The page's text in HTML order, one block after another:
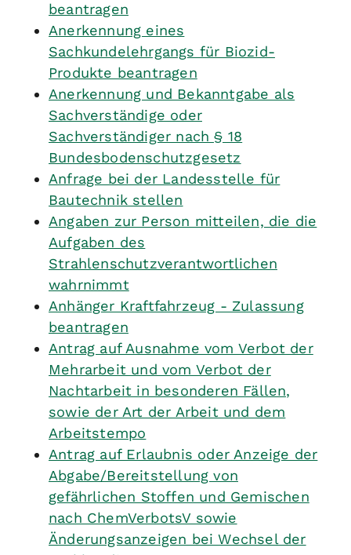
beantragen
Anerkennung eines
Sachkundelehrgangs für Biozid-
Produkte beantragen
Anerkennung und Bekanntgabe als
Sachverständige oder
Sachverständiger nach § 18
Bundesbodenschutzgesetz
Anfrage bei der Landesstelle für
Bautechnik stellen
Angaben zur Person mitteilen, die die
Aufgaben des
Strahlenschutzverantwortlichen
wahrnimmt
Anhänger Kraftfahrzeug - Zulassung
beantragen
Antrag auf Ausnahme vom Verbot der
Mehrarbeit und vom Verbot der
Nachtarbeit in besonderen Fällen,
sowie der Art der Arbeit und dem
Arbeitstempo
Antrag auf Erlaubnis oder Anzeige der
Abgabe/Bereitstellung von
gefährlichen Stoffen und Gemischen
nach ChemVerbotsV sowie
Änderungsanzeigen bei Wechsel der